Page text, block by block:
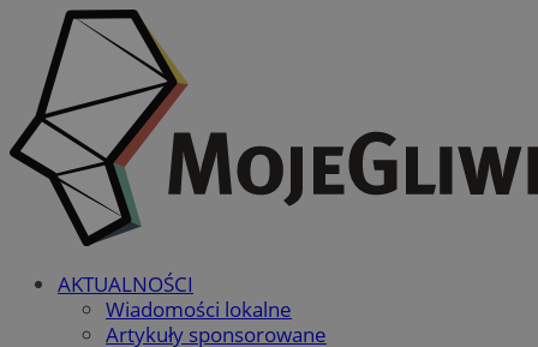
AKTUALNOŚCI
Wiadomości lokalne
Artykuły sponsorowane